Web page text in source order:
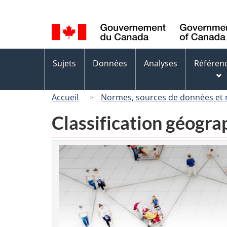
de
la
langue
des
Sujets Données Analyses
Accueil Normes, sources de données et
Classification